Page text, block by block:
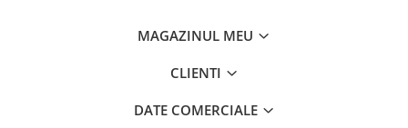
MAGAZINUL MEU
CLIENTI
DATE COMERCIALE